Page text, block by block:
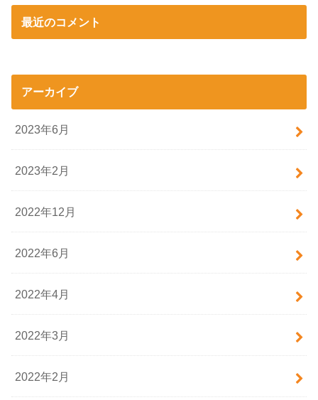
最近のコメント
アーカイブ
2023年6月
2023年2月
2022年12月
2022年6月
2022年4月
2022年3月
2022年2月